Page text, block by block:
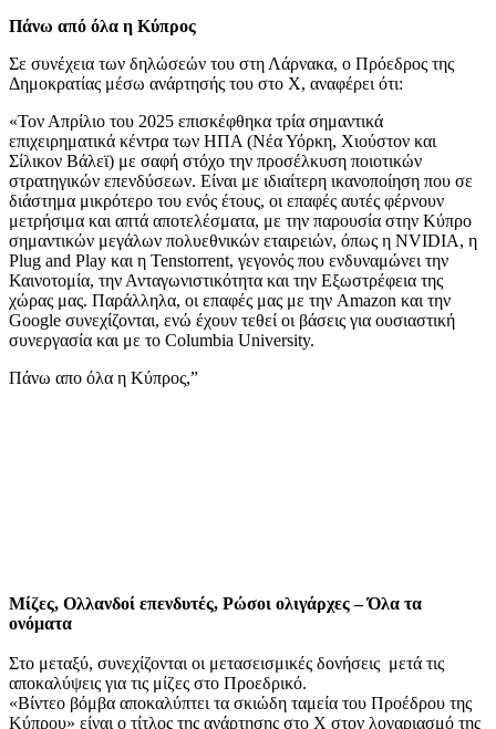
Πάνω από όλα η Κύπρος
Σε συνέχεια των δηλώσεών του στη Λάρνακα, ο Πρόεδρος της
Δημοκρατίας μέσω ανάρτησής του στο Χ, αναφέρει ότι:
«Τον Απρίλιο του 2025 επισκέφθηκα τρία σημαντικά
επιχειρηματικά κέντρα των ΗΠΑ (Νέα Υόρκη, Χιούστον και
Σίλικον Βάλεϊ) με σαφή στόχο την προσέλκυση ποιοτικών
στρατηγικών επενδύσεων. Είναι με ιδιαίτερη ικανοποίηση που σε
διάστημα μικρότερο του ενός έτους, οι επαφές αυτές φέρνουν
μετρήσιμα και απτά αποτελέσματα, με την παρουσία στην Κύπρο
σημαντικών μεγάλων πολυεθνικών εταιρειών, όπως η NVIDIA, η
Plug and Play και η Tenstorrent, γεγονός που ενδυναμώνει την
Καινοτομία, την Ανταγωνιστικότητα και την Εξωστρέφεια της
χώρας μας. Παράλληλα, οι επαφές μας με την Amazon και την
Google συνεχίζονται, ενώ έχουν τεθεί οι βάσεις για ουσιαστική
συνεργασία και με το Columbia University.
Πάνω απο όλα η Κύπρος,”
Μίζες, Ολλανδοί επενδυτές, Ρώσοι ολιγάρχες – Όλα τα
ονόματα
Στο μεταξύ, συνεχίζονται οι μετασεισμικές δονήσεις μετά τις
αποκαλύψεις για τις μίζες στο Προεδρικό.
«Βίντεο βόμβα αποκαλύπτει τα σκιώδη ταμεία του Προέδρου της
Κύπρου» είναι ο τίτλος της ανάρτησης στο Χ στον λογαριασμό της